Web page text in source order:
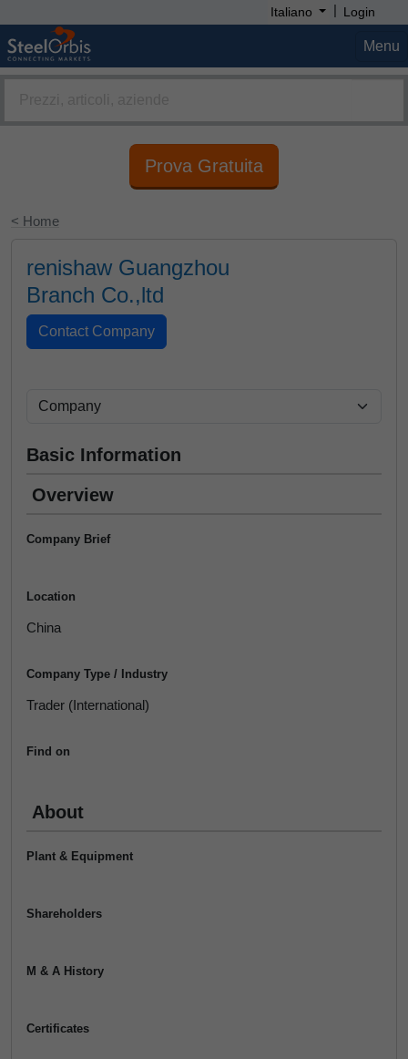
Italiano | Login
Menu
Prova Gratuita
< Home
renishaw Guangzhou
Branch Co.,ltd
Basic Information
Overview
Company Brief
Location
China
Company Type / Industry
Trader (International)
Find on
About
Plant & Equipment
Shareholders
M & A History
Certificates